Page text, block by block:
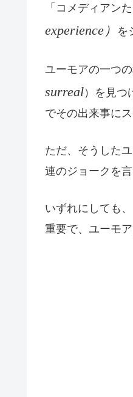
「コメディアン
experience） を
ユーモアの一つ
surreal）を見つ
でその出来事に
ただ、そうした
連のジョークを
いずれにしても
重要で、ユーモ